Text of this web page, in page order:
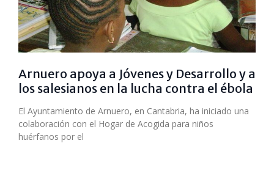
Arnuero apoya a Jóvenes y Desarrollo y a
los salesianos en la lucha contra el ébola
El Ayuntamiento de Arnuero, en Cantabria, ha iniciado una
colaboración con el Hogar de Acogida para niños
huérfanos por el